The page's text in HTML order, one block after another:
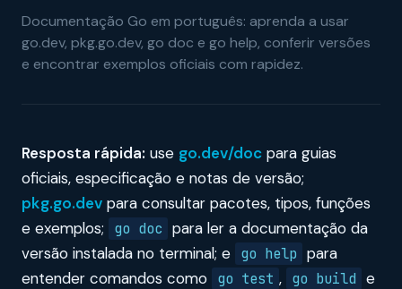
Documentação Go em português: aprenda a usar
go.dev, pkg.go.dev, go doc e go help, conferir versões
e encontrar exemplos oficiais com rapidez.
Resposta rápida: use go.dev/doc para guias
oficiais, especificação e notas de versão;
pkg.go.dev para consultar pacotes, tipos, funções
e exemplos;
go doc para ler a documentação da
versão instalada no terminal; e go help para
entender comandos como go test , go build e